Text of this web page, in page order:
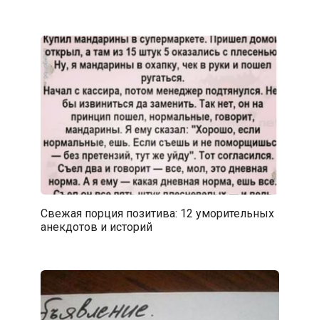
Свежая порция позитива: 12 уморительных
анекдотов и историй